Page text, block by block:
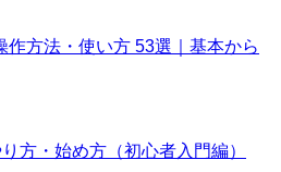
作方法・使い方 53選｜基本から
方・始め方（初心者入門編）